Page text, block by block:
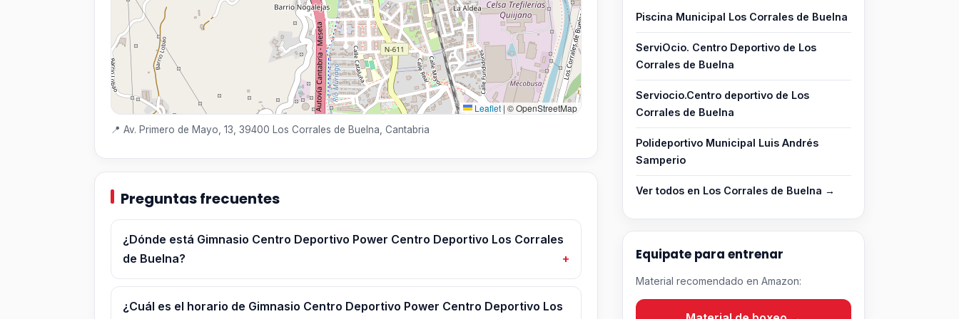
Leaflet | © OpenStreetMap
📍 Av. Primero de Mayo, 13, 39400 Los Corrales de Buelna, Cantabria
Preguntas frecuentes
¿Dónde está Gimnasio Centro Deportivo Power Centro Deportivo Los Corrales
de Buelna?
¿Cuál es el horario de Gimnasio Centro Deportivo Power Centro Deportivo Los
Piscina Municipal Los Corrales de Buelna
ServiOcio. Centro Deportivo de Los
Corrales de Buelna
Serviocio.Centro deportivo de Los
Corrales de Buelna
Polideportivo Municipal Luis Andrés
Samperio
Ver todos en Los Corrales de Buelna →
Equipate para entrenar
Material recomendado en Amazon: